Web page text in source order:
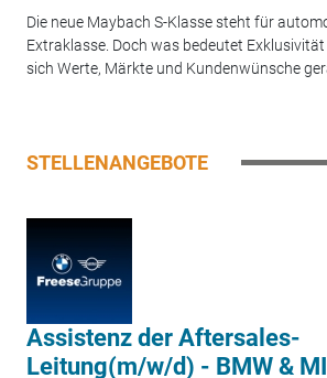
Die neue Maybach S-Klasse steht für
Extraklasse. Doch was bedeutet Exklusivität
sich Werte, Märkte und Kundenwünsche
STELLENANGEBOTE
Assistenz der Aftersales-
Leitung(m/w/d) - BMW &